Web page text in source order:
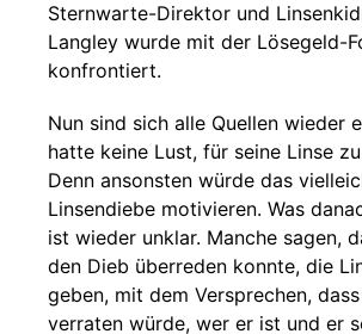
Sternwarte-Direktor und
Langley wurde mit der Lösegeld-
konfrontiert.
Nun sind sich alle Quellen wieder
hatte keine Lust, für seine Linse
Denn ansonsten würde das
Linsendiebe motivieren. Was
ist wieder unklar. Manche sagen,
den Dieb überreden konnte, die
geben, mit dem Versprechen,
verraten würde, wer er ist und er